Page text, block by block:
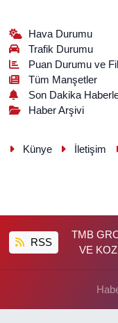
Hava Durumu
Trafik Durumu
Puan Durumu ve
Tüm Manşetler
Son Dakika
Haber Arşivi
Künye İletişim
RSS
TMB
VE